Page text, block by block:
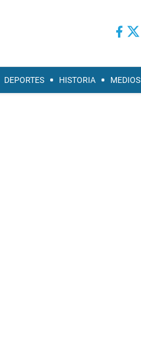
DEPORTES HISTORIA MEDIOS